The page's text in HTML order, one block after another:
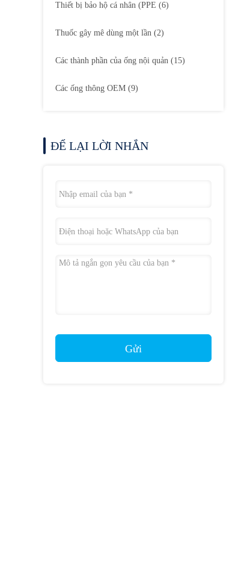
Thiết bị bảo hộ cá nhân (PPE (6)
Thuốc gây mê dùng một lần (2)
Các thành phần của ống nội quản (15)
Các ống thông OEM (9)
ĐỂ LẠI LỜI NHẮN
Gửi